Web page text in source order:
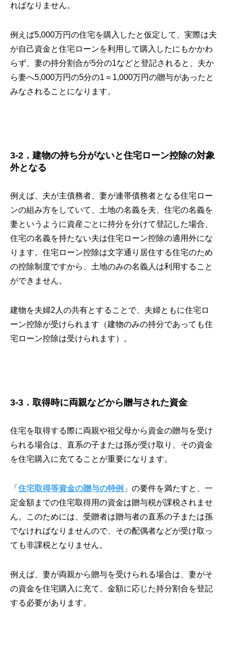
ればなりません。
例えば5,000万円の住宅を購入したと仮定して、実際は夫
が自己資金と住宅ローンを利用して購入したにもかかわ
らず、妻の持分割合が5分の1などと登記されると、夫か
ら妻へ5,000万円の5分の1＝1,000万円の贈与があったと
みなされることになります。
3-2．建物の持ち分がないと住宅ローン控除の対象
外となる
例えば、夫が主債務者、妻が連帯債務者となる住宅ロー
ンの組み方をしていて、土地の名義を夫、住宅の名義を
妻というように資産ごとに持分を分けて登記した場合、
住宅の名義を持たない夫は住宅ローン控除の適用外にな
ります。住宅ローン控除は文字通り居住する住宅のため
の控除制度ですから、土地のみの名義人は利用すること
ができません。
建物を夫婦2人の共有とすることで、夫婦ともに住宅ロ
ーン控除が受けられます（建物のみの持分であっても住
宅ローン控除は受けられます）。
3-3．取得時に両親などから贈与された資金
住宅を取得する際に両親や祖父母から資金の贈与を受け
られる場合は、直系の子または孫が受け取り、その資金
を住宅購入に充てることが重要になります。
「 住宅取得等資金の贈与の特例 」の要件を満たすと、一
定金額までの住宅取得用の資金は贈与税が課税されませ
ん。このためには、受贈者は贈与者の直系の子または孫
でなければなりませんので、その配偶者などが受け取っ
ても非課税となりません。
例えば、妻が両親から贈与を受けられる場合は、妻がそ
の資金を住宅購入に充て、金額に応じた持分割合を登記
する必要があります。